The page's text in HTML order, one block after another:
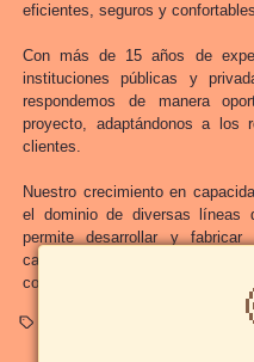
eficientes, seguros y
Con más de 15 años de
instituciones públicas y
respondemos de manera
proyecto, adaptándonos a los
clientes.
Nuestro crecimiento en
el dominio de diversas líneas
permite desarrollar y fabricar
calidad, diseño y
compromisos.